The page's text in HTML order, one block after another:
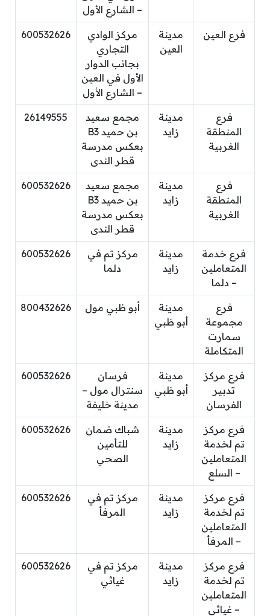
– الشارع الأول
فرع العين
مدينة
العين
مركز الوادي
التجاري
بجانب الدوار
الأول في العين
– الشارع الأول
600532626
فرع
المنطقة
الغربية
مدينة
زايد
مجمع سعيد
بن حميد B3
بعكس مدرسة
قطر الندى
26149555
فرع
المنطقة
الغربية
مدينة
زايد
مجمع سعيد
بن حميد B3
بعكس مدرسة
قطر الندى
600532626
فرع خدمة
المتعاملين
– دلما
مدينة
زايد
مركز تم في
دلما
600532626
فرع
مجموعة
سمارت
المتكاملة
مدينة
أبو ظبي
أبو ظبي مول 800432626
فرع مركز
تدبير
الفرسان
مدينة
أبو ظبي
فرسان
سنترال مول –
مدينة خليفة
600532626
فرع مركز
تم لخدمة
المتعاملين
– السلع
مدينة
زايد
شباك ضمان
للتأمين
الصحي
600532626
فرع مركز
تم لخدمة
المتعاملين
– المرفأ
مدينة
زايد
مركز تم في
المرفأ
600532626
فرع مركز
تم لخدمة
المتعاملين
– غياثي
مدينة
زايد
مركز تم في
غياثي
600532626